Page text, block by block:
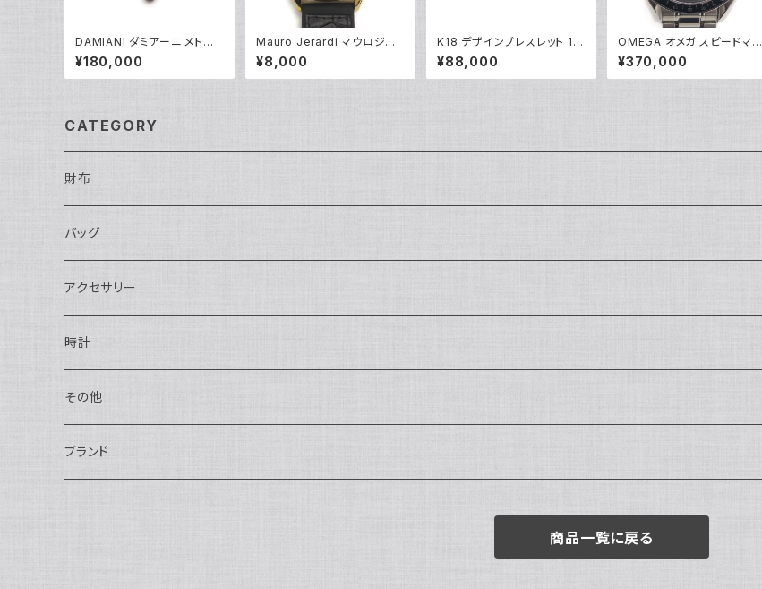
DAMIANI ダミアーニ メトロ
ポリタンドリーム 6Pダイヤモ
ンド ネックレス K18WG 18金
アズキチェーン Y05255
¥180,000
Mauro Jerardi マウロジェラ
ルディ ソーラー クロノグラフ
腕時計 MJ063-5 グレー文
字盤 Y05271
¥8,000
K18 デザインブレスレット 18
金 チェーンブレスレット Y04
933
¥88,000
OMEGA オメガ スピードマス
ター オートマチック 3510.50
自動巻き クロノグラフ Y0515
5
¥370,000
CATEGORY
財布
長財布
二つ折り
バッグ
ショルダーバッグ・ボディバッグ
ハンドバッグ・ポーチ
トートバッグ
バックパック・リュックサック
アクセサリー
ネックレス
指輪
ピアス・イヤリング
時計
アナログ・機械式
アナログ・クォーツ
その他
ペン・万年筆
ブランド
商品一覧に戻る